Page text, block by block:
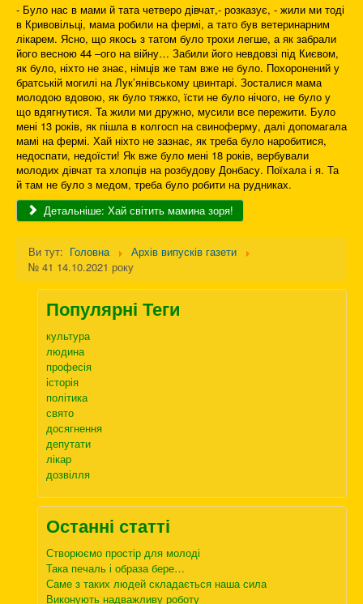
- Було нас в мами й тата четверо дівчат,- розказує, - жили ми тоді
в Кривовільці, мама робили на фермі, а тато був ветеринарним
лікарем. Ясно, що якось з татом було трохи легше, а як забрали
його весною 44 –ого на війну… Забили його невдовзі під Києвом,
як було, ніхто не знає, німців же там вже не було. Похоронений у
братській могилі на Лук’янівському цвинтарі. Зосталися мама
молодою вдовою, як було тяжко, їсти не було нічого, не було у
що вдягнутися. Та жили ми дружно, мусили все пережити. Було
мені 13 років, як пішла в колгосп на свиноферму, далі допомагала
мамі на фермі. Хай ніхто не зазнає, як треба було наробитися,
недоспати, недоїсти! Як вже було мені 18 років, вербували
молодих дівчат та хлопців на розбудову Донбасу. Поїхала і я. Та
й там не було з медом, треба було робити на рудниках.
Детальніше: Хай світить мамина зоря!
Ви тут: Головна
Архів випусків газети
№ 41 14.10.2021 року
Популярні Теги
культура
людина
професія
історія
політика
свято
досягнення
депутати
лікар
дозвілля
Останні статті
Створюємо простір для молоді
Така печаль і образа бере…
Саме з таких людей складається наша сила
Виконують надважливу роботу